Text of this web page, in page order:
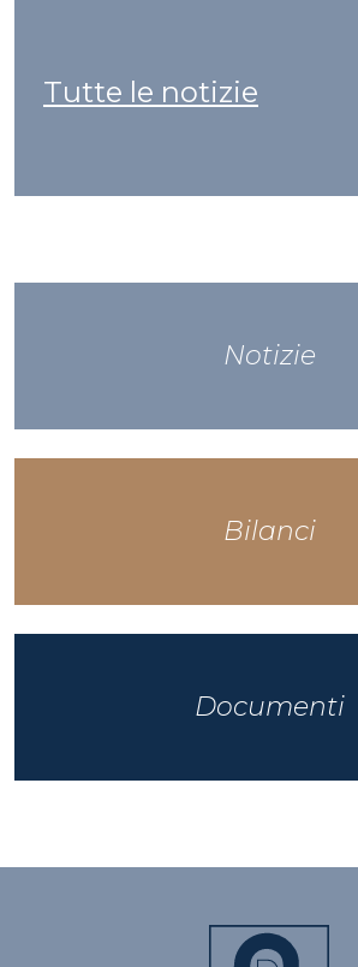
Tutte le notizie
Notizie
Bilanci
Documenti